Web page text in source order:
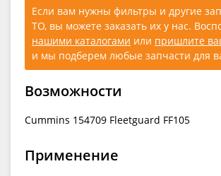
Если вам нужны фильтры и другие
ТО, вы можете заказать их у нас.
нашими каталогами или пришлите
и мы подберем любые запчасти для
Возможности
Cummins 154709 Fleetguard FF105
Применение